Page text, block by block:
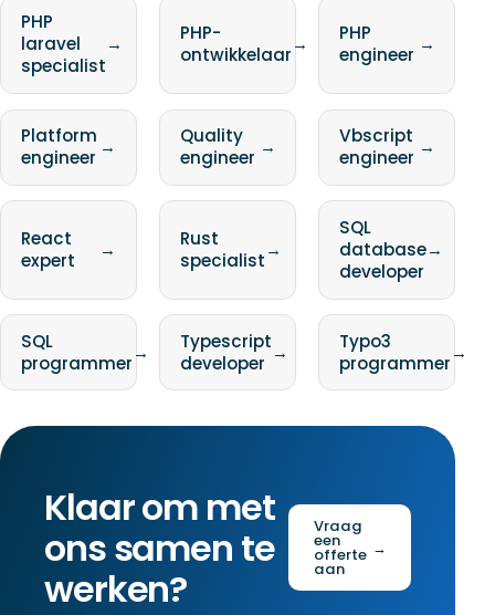
PHP
laravel
specialist
→
PHP-
ontwikkelaar→
PHP
engineer →
Platform
engineer →
Quality
engineer →
Vbscript
engineer →
React
expert
→
Rust
specialist→
SQL
database
developer
→
SQL
programmer→
Typescript
developer →
Typo3
programmer→
Klaar om met
ons samen te
werken?
Vraag
een
offerte
aan
→